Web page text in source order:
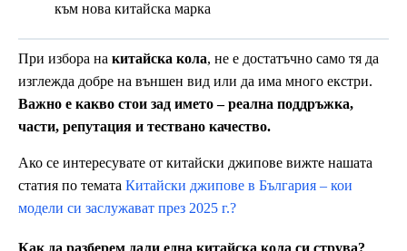
към нова китайска марка
При избора на китайска кола, не е достатъчно само тя да
изглежда добре на външен вид или да има много екстри.
Важно е какво стои зад името – реална поддръжка,
части, репутация и тествано качество.
Ако се интересувате от китайски джипове вижте нашата
статия по темата Китайски джипове в България – кои
модели си заслужават през 2025 г.?